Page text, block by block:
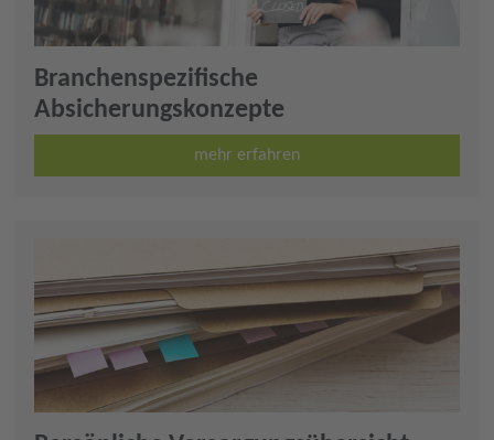
Branchenspezifische
Absicherungskonzepte
mehr erfahren